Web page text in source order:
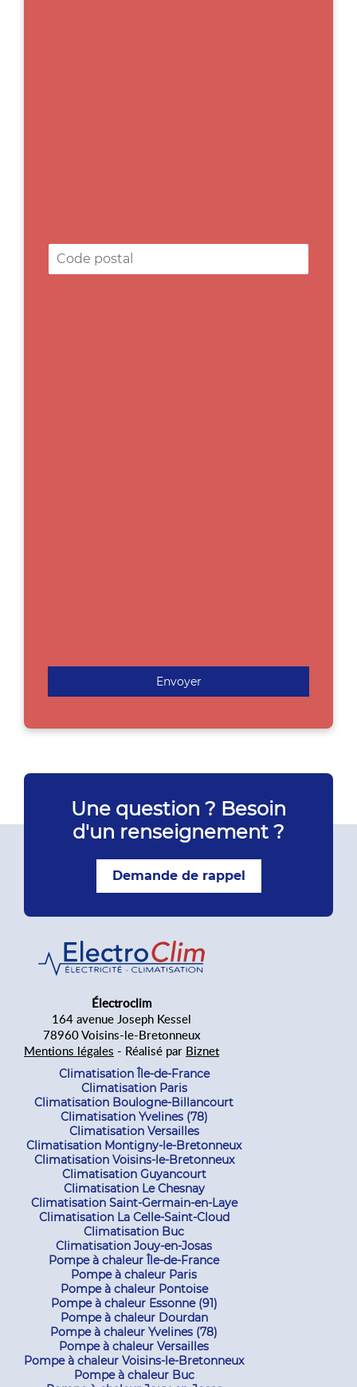
Envoyer
Une question ? Besoin
d'un renseignement ?
Demande de rappel
Électroclim
164 avenue Joseph Kessel
78960 Voisins-le-Bretonneux
Mentions légales - Réalisé par Biznet
Climatisation Île-de-France
Climatisation Paris
Climatisation Boulogne-Billancourt
Climatisation Yvelines (78)
Climatisation Versailles
Climatisation Montigny-le-Bretonneux
Climatisation Voisins-le-Bretonneux
Climatisation Guyancourt
Climatisation Le Chesnay
Climatisation Saint-Germain-en-Laye
Climatisation La Celle-Saint-Cloud
Climatisation Buc
Climatisation Jouy-en-Josas
Pompe à chaleur Île-de-France
Pompe à chaleur Paris
Pompe à chaleur Pontoise
Pompe à chaleur Essonne (91)
Pompe à chaleur Dourdan
Pompe à chaleur Yvelines (78)
Pompe à chaleur Versailles
Pompe à chaleur Voisins-le-Bretonneux
Pompe à chaleur Buc